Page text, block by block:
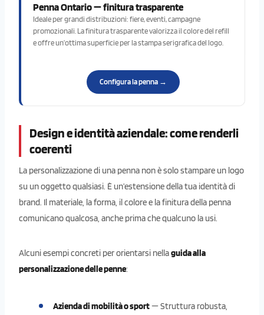
Penna Ontario — finitura trasparente
Ideale per grandi distribuzioni: fiere, eventi, campagne
promozionali. La finitura trasparente valorizza il colore del refill
e offre un’ottima superficie per la stampa serigrafica del logo.
Configura la penna →
Design e identità aziendale: come renderli
coerenti
La personalizzazione di una penna non è solo stampare un logo
su un oggetto qualsiasi. È un’estensione della tua identità di
brand. Il materiale, la forma, il colore e la finitura della penna
comunicano qualcosa, anche prima che qualcuno la usi.
Alcuni esempi concreti per orientarsi nellaguida alla
personalizzazione delle penne:
Azienda di mobilità o sport— Struttura robusta,